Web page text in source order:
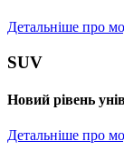
Детальніше про
SUV
Новий рівень
Детальніше про